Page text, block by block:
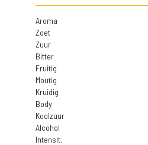
Aroma
Zoet
Zuur
Bitter
Fruitig
Moutig
Kruidig
Body
Koolzuur
Alcohol
Intensit.